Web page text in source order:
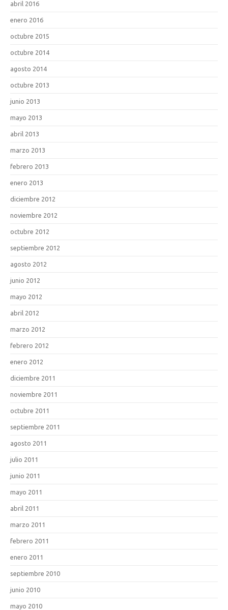
abril 2016
enero 2016
octubre 2015
octubre 2014
agosto 2014
octubre 2013
junio 2013
mayo 2013
abril 2013
marzo 2013
febrero 2013
enero 2013
diciembre 2012
noviembre 2012
octubre 2012
septiembre 2012
agosto 2012
junio 2012
mayo 2012
abril 2012
marzo 2012
febrero 2012
enero 2012
diciembre 2011
noviembre 2011
octubre 2011
septiembre 2011
agosto 2011
julio 2011
junio 2011
mayo 2011
abril 2011
marzo 2011
febrero 2011
enero 2011
septiembre 2010
junio 2010
mayo 2010